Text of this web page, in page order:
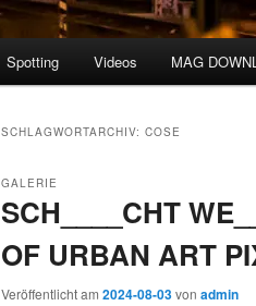
Spotting Videos MAG
SCHLAGWORTARCHIV: COSE
SCH____CHT
OF URBAN ART
GALERIE
Veröffentlicht am 2024-08-03von admin